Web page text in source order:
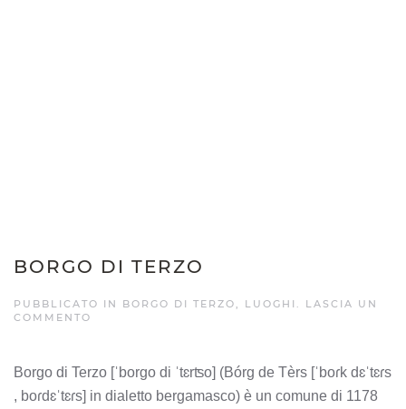
BORGO DI TERZO
PUBBLICATO IN BORGO DI TERZO LUOGHI
LASCIA UN
COMMENTO
Borgo di Terzo [ˈborɡo di ˈtɛrʦo] (Bórg de Tèrs [ˈboɾk dɛˈtɛɾs
, boɾdɛˈtɛɾs] in dialetto bergamasco) è un comune di 1178